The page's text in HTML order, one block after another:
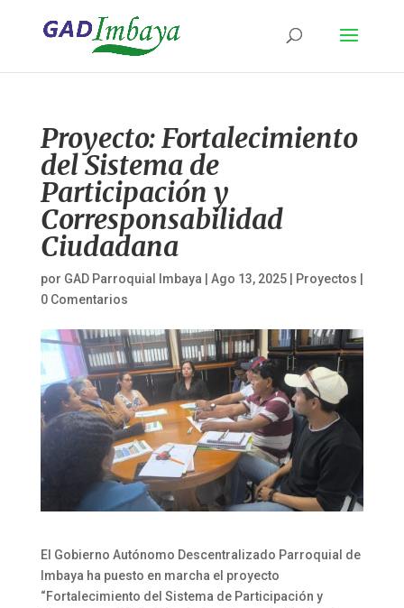
Proyecto: Fortalecimiento
del Sistema de
Participación y
Corresponsabilidad
Ciudadana
por GAD Parroquial Imbaya Ago 13, 2025| Proyectos
0 Comentarios
El Gobierno Autónomo Descentralizado Parroquial de
Imbaya ha puesto en marcha el proyecto
“Fortalecimiento del Sistema de Participación y